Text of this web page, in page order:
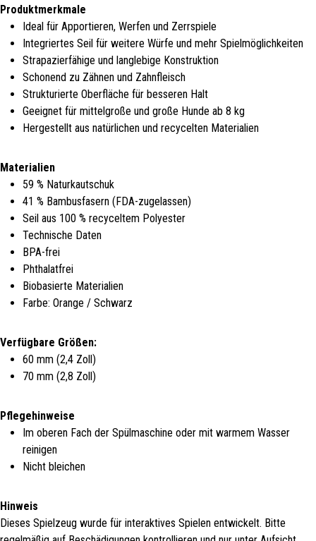
Produktmerkmale
Ideal für Apportieren, Werfen und Zerrspiele
Integriertes Seil für weitere Würfe und mehr Spielmöglichkeiten
Strapazierfähige und langlebige Konstruktion
Schonend zu Zähnen und Zahnfleisch
Strukturierte Oberfläche für besseren Halt
Geeignet für mittelgroße und große Hunde ab 8 kg
Hergestellt aus natürlichen und recycelten Materialien
Materialien
59 % Naturkautschuk
41 % Bambusfasern (FDA-zugelassen)
Seil aus 100 % recyceltem Polyester
Technische Daten
BPA-frei
Phthalatfrei
Biobasierte Materialien
Farbe: Orange / Schwarz
Verfügbare Größen:
60 mm (2,4 Zoll)
70 mm (2,8 Zoll)
Pflegehinweise
Im oberen Fach der Spülmaschine oder mit warmem Wasser
reinigen
Nicht bleichen
Hinweis
Dieses Spielzeug wurde für interaktives Spielen entwickelt. Bitte